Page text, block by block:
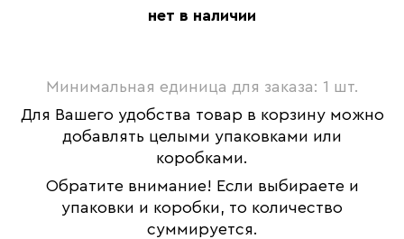
нет в наличии
Минимальная единица для заказа: 1 шт.
Для Вашего удобства товар в корзину можно
добавлять целыми упаковками или
коробками.
Обратите внимание! Если выбираете и
упаковки и коробки, то количество
суммируется.